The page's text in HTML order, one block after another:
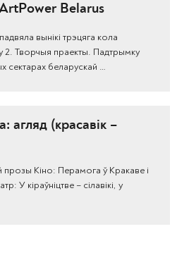
Belarus
вынікі трэцяга кола
2. Творчыя праекты. Падтрымку
сектарах беларускай …
агляд (красавік –
прозы Кіно: Перамога ў Кракаве і
У кіраўніцтве – сілавікі, у